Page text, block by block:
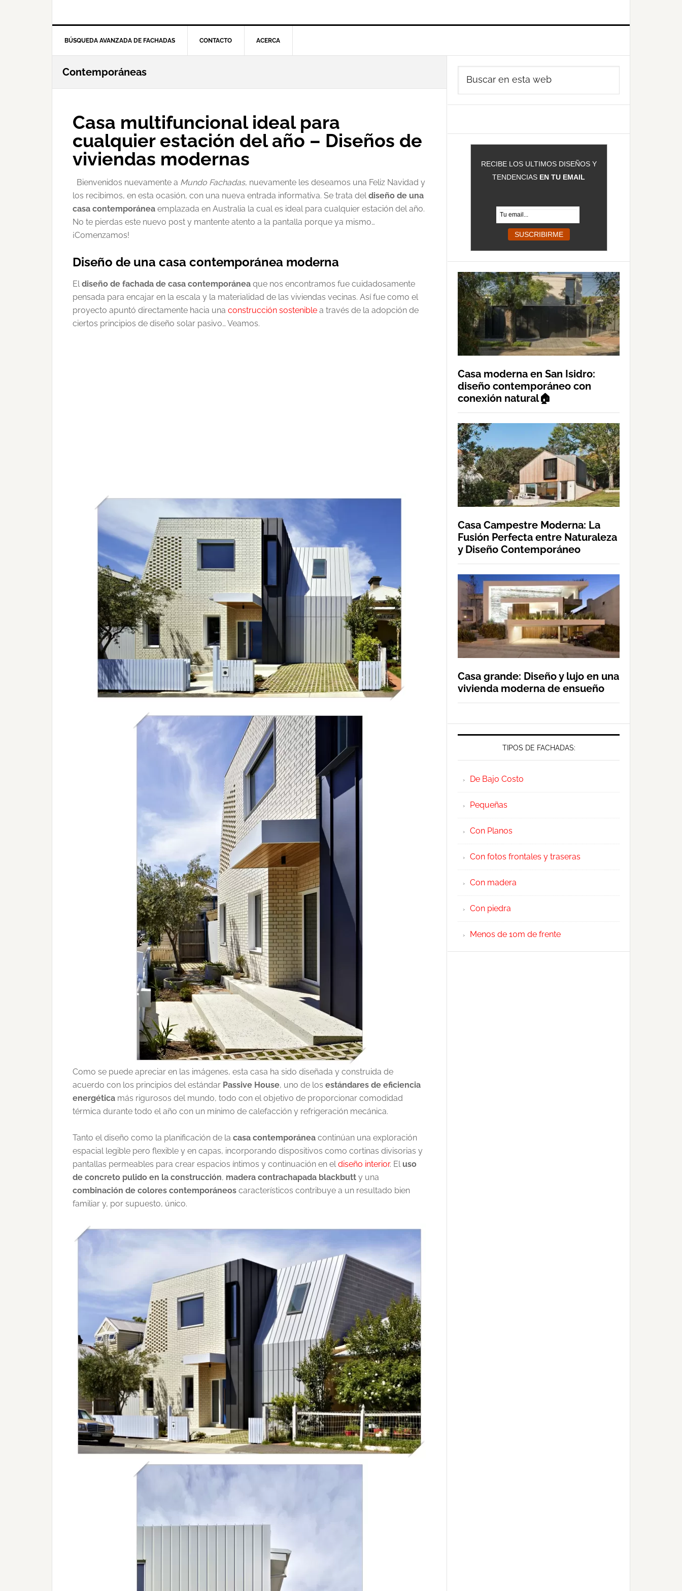
BÚSQUEDA AVANZADA DE FACHADAS CONTACTO ACERCA
Contemporáneas
Casa multifuncional ideal para
cualquier estación del año – Diseños de
viviendas modernas
Bienvenidos nuevamente a Mundo Fachadas, nuevamente les deseamos una Feliz Navidad y
los recibimos, en esta ocasión, con una nueva entrada informativa. Se trata deldiseño de una
casa contemporánea emplazada en Australia la cual es ideal para cualquier estación del año.
No te pierdas este nuevo post y mantente atento a la pantalla porque ya mismo…
¡Comenzamos!
Diseño de una casa contemporánea moderna
Eldiseño de fachada de casa contemporánea que nos encontramos fue cuidadosamente
pensada para encajar en la escala y la materialidad de las viviendas vecinas. Así fue como el
proyecto apuntó directamente hacia una construcción sostenible a través de la adopción de
ciertos principios de diseño solar pasivo… Veamos.
Como se puede apreciar en las imágenes, esta casa ha sido diseñada y construida de
acuerdo con los principios del estándar Passive House, uno de los estándares de eficiencia
energética más rigurosos del mundo, todo con el objetivo de proporcionar comodidad
térmica durante todo el año con un mínimo de calefacción y refrigeración mecánica.
Tanto el diseño como la planificación de la casa contemporánea continúan una exploración
espacial legible pero flexible y en capas, incorporando dispositivos como cortinas divisorias y
pantallas permeables para crear espacios íntimos y continuación en el diseño interior. El uso
de concreto pulido en la construcción, madera contrachapada blackbutt y una
combinación de colores contemporáneos característicos contribuye a un resultado bien
familiar y, por supuesto, único.
Barra
lateral
principal
RECIBE LOS ULTIMOS DISEÑOS Y
TENDENCIAS EN TU EMAIL
Casa moderna en San Isidro:
diseño contemporáneo con
conexión natural🏠
Casa Campestre Moderna: La
Fusión Perfecta entre Naturaleza
y Diseño Contemporáneo
Casa grande: Diseño y lujo en una
vivienda moderna de ensueño
TIPOS DE FACHADAS:
De Bajo Costo
Pequeñas
Con Planos
Con fotos frontales y traseras
Con madera
Con piedra
Menos de 10m de frente